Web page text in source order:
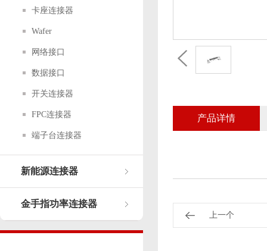
卡座连接器
Wafer
网络接口
数据接口
开关连接器
FPC连接器
端子台连接器
新能源连接器
金手指功率连接器
产品详情
上一个